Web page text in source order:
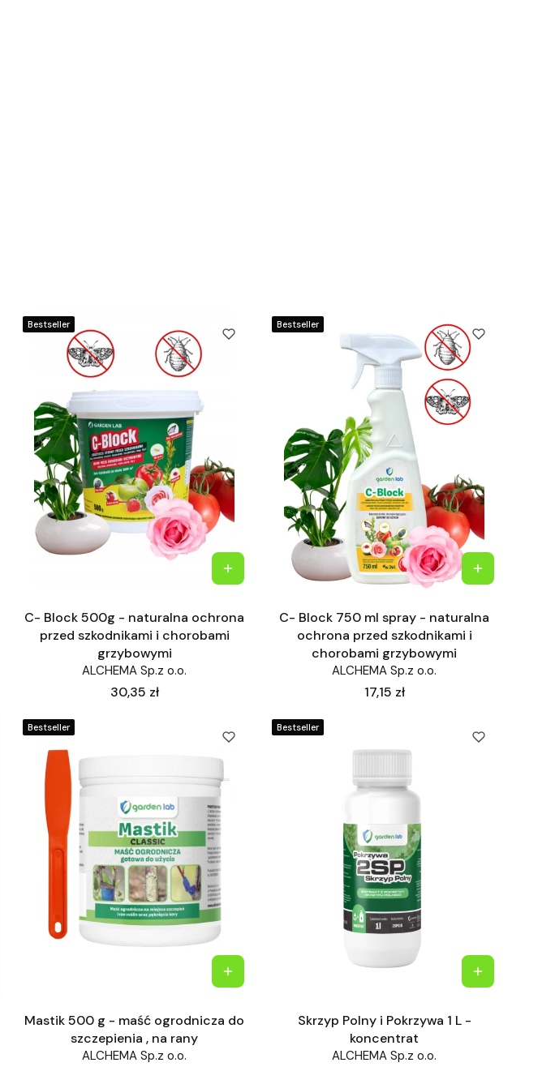
Bestseller
C- Block 500g - naturalna ochrona
przed szkodnikami i chorobami
grzybowymi
ALCHEMA Sp.z o.o.
Cena
30,35 zł
Bestseller
C- Block 750 ml spray - naturalna
ochrona przed szkodnikami i
chorobami grzybowymi
ALCHEMA Sp.z o.o.
Cena
17,15 zł
Bestseller
Mastik 500 g - maść ogrodnicza do
szczepienia , na rany
ALCHEMA Sp.z o.o.
Bestseller
Skrzyp Polny i Pokrzywa 1 L -
koncentrat
ALCHEMA Sp.z o.o.